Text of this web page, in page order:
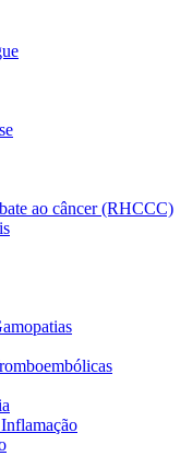
ao câncer (RHCCC)